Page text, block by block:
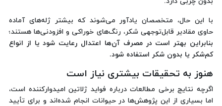
با این حال، متخصصان یادآور می‌شوند که بیشتر ژله‌های آماده
حاوی مقادیر قابل‌توجهی شکر، رنگ‌های خوراکی و افزودنی‌ها هستند؛
بنابراین بهتر است در مصرف آن‌ها اعتدال رعایت شود یا از انواع
کم‌شکر یا بدون شکر استفاده شود.
هنوز به تحقیقات بیشتری نیاز است
اگرچه نتایج برخی مطالعات درباره فواید ژلاتین امیدوارکننده است،
اما بسیاری از این پژوهش‌ها در حیوانات انجام شده‌اند و برای تأیید